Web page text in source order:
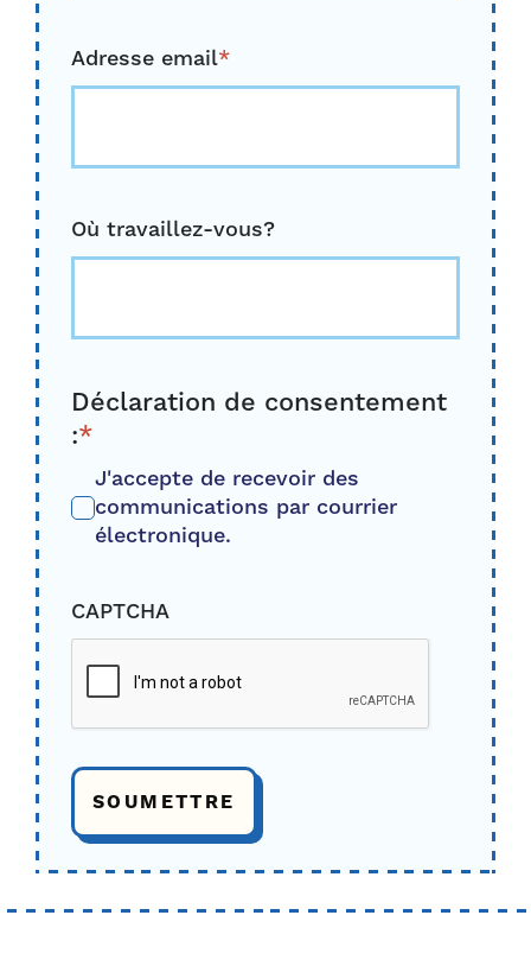
Adresse email*
Où travaillez-vous?
Déclaration de consentement
:*
J'accepte de recevoir des
communications par courrier
électronique.
CAPTCHA